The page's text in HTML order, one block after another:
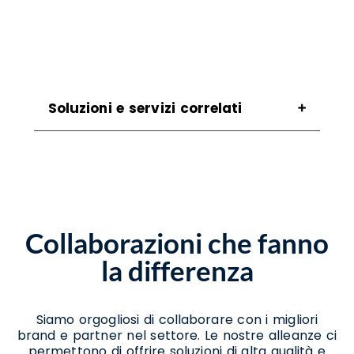
Soluzioni e servizi correlati
Assistenza Per Passaggio A Windows 11
Benevento
Consulenza Ict Benevento
Consulenza Per Aggiornamento A Windows
Consulenza Per Migrazione A Windows 11
Benevento
Installazione Ledwall Benevento
Collaborazioni che fanno
la differenza
Siamo orgogliosi di collaborare con i migliori
brand e partner nel settore. Le nostre alleanze ci